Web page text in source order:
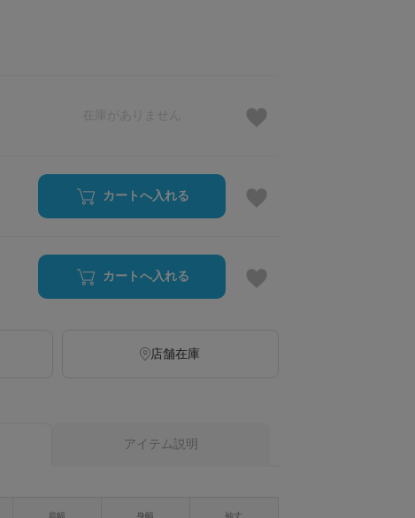
カートへ入れる
カートへ入れる
店舗在庫
アイテム説明